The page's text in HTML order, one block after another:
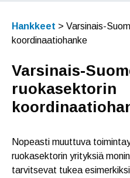
Hankkeet > Varsinais-
koordinaatiohanke
Varsinais-
ruokasektorin
Nopeasti muuttuva
ruokasektorin yrityksiä
tarvitsevat tukea